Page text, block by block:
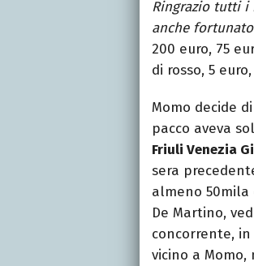
Ringrazio tutti i
anche
200 euro, 75
di rosso, 5
Momo decide
pacco aveva
Friuli Venezia
sera
almeno 50mila
De Martino,
concorrente,
vicino a Momo,